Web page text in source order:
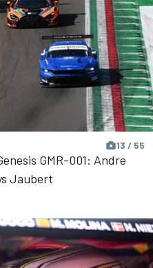
13 / 55
GMR-001: Andre
Jaubert